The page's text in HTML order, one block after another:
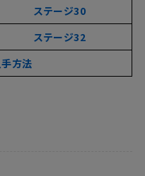
ステージ30
ステージ32
方法